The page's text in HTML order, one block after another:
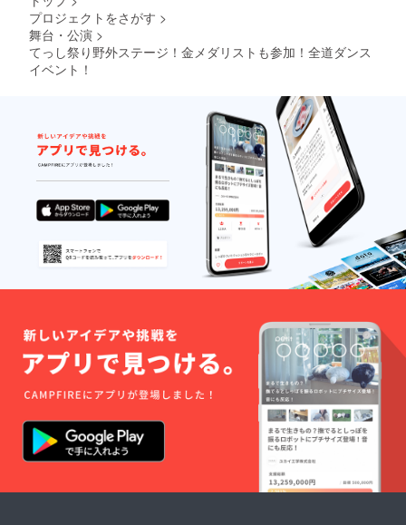
プロジェクトをさがす >
舞台・公演 >
てっし祭り野外ステージ！金メダリストも参加！全道ダンス
イベント！